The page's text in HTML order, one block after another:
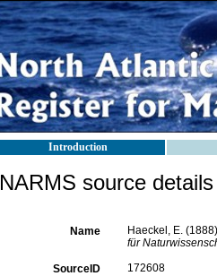
Introduction
NARMS source details
Name Haeckel, E.
für
SourceID 172608